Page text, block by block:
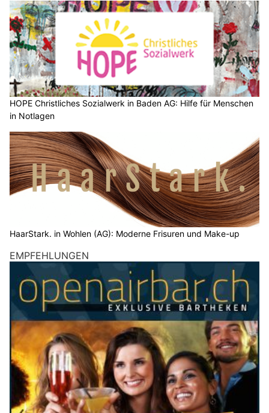
HOPE Christliches Sozialwerk in Baden AG: Hilfe für Menschen
in Notlagen
HaarStark. in Wohlen (AG): Moderne Frisuren und Make-up
EMPFEHLUNGEN